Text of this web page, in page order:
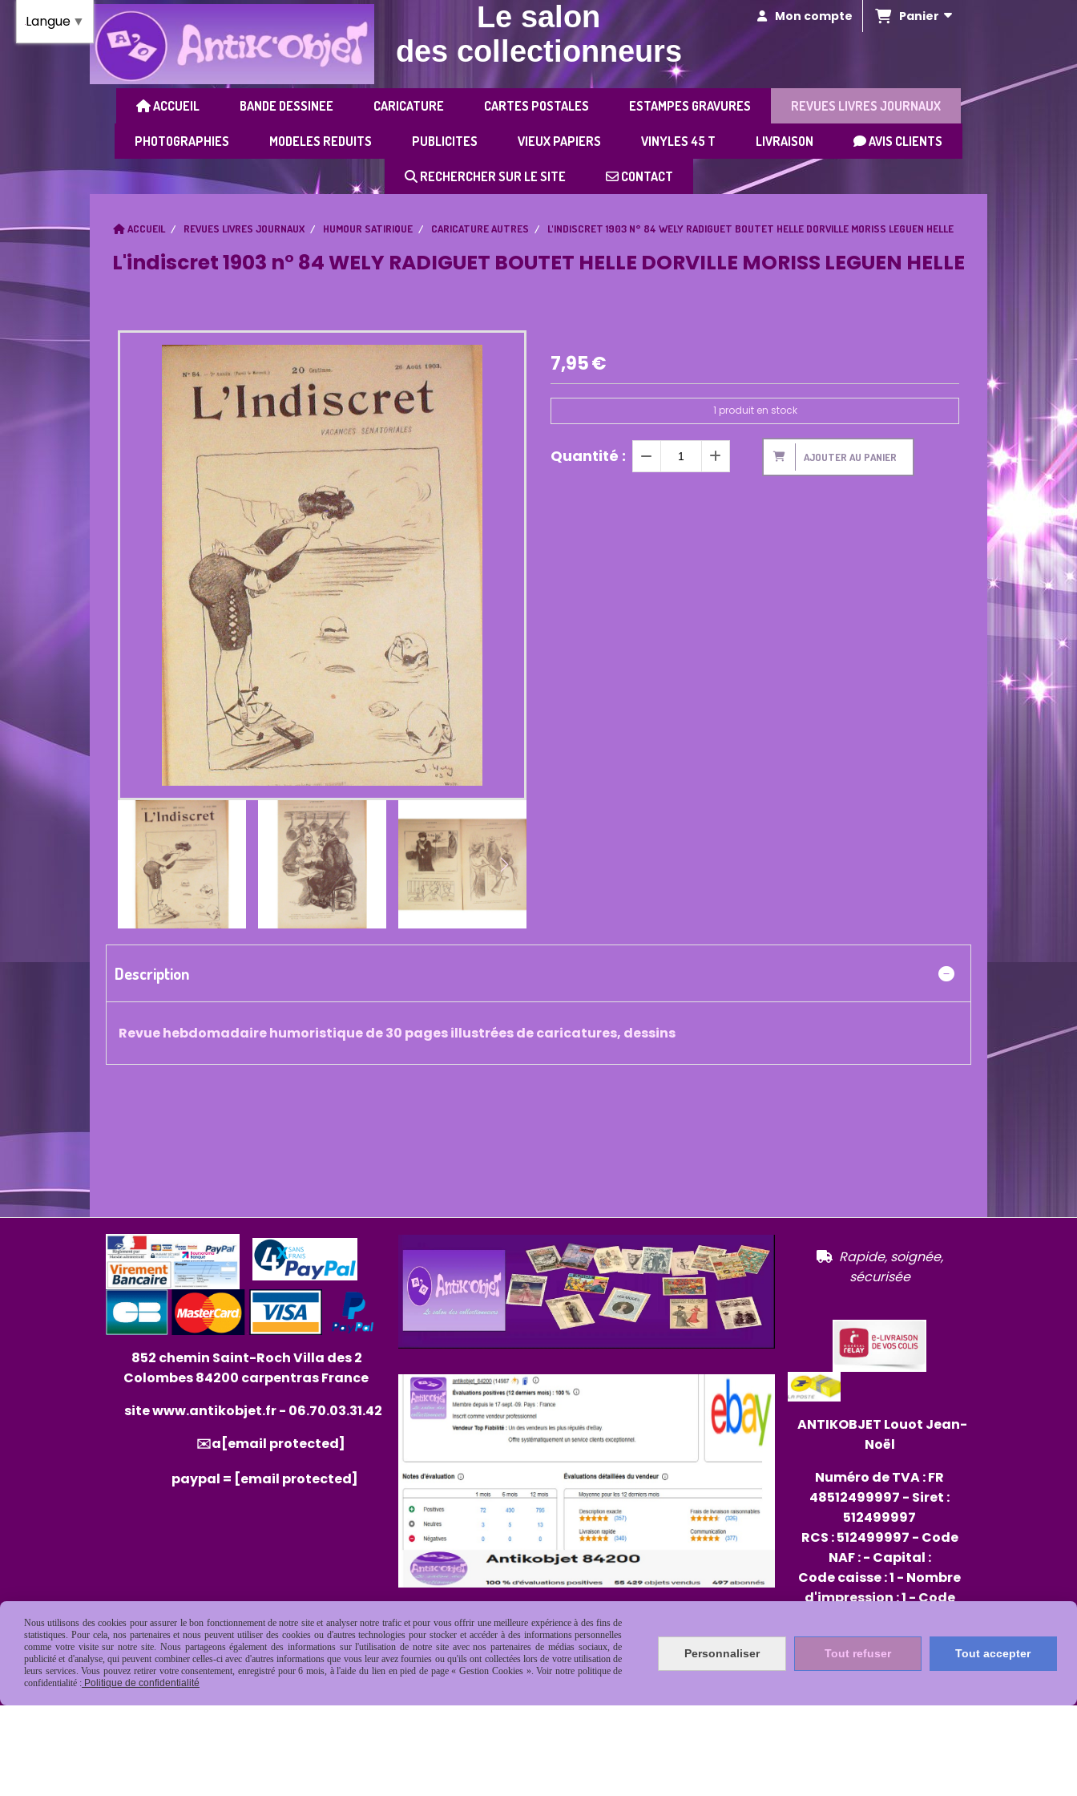
Le salon
des collectionneurs
Mon compte Panier
ACCUEIL BANDE DESSINEE CARICATURE CARTES POSTALES ESTAMPES GRAVURES REVUES LIVRES JOURNAUX
PHOTOGRAPHIES MODELES REDUITS PUBLICITES VIEUX PAPIERS VINYLES 45 T LIVRAISON AVIS CLIENTS
RECHERCHER SUR LE SITE CONTACT
ACCUEIL REVUES LIVRES JOURNAUX HUMOUR SATIRIQUE CARICATURE AUTRES L'INDISCRET 1903 N° 84 WELY RADIGUET BOUTET HELLE DORVILLE MORISS LEGUEN HELLE
L'indiscret 1903 n° 84 WELY RADIGUET BOUTET HELLE DORVILLE MORISS LEGUEN HELLE
7,95€
1 produit en stock
Quantité : AJOUTER AU PANIER
Description
Revue hebdomadaire humoristique de 30 pages illustrées de caricatures, dessins
852 chemin Saint-Roch Villa des 2
Colombes 84200 carpentras France
sitewww.antikobjet.fr- 06.70.03.31.42
✉️a [email protected]
paypal = [email protected]
 Rapide, soignée,
sécurisée
ANTIKOBJET Louot Jean-
Noël
Numéro de TVA : FR
48512499997 - Siret :
512499997
RCS : 512499997 - Code
NAF : - Capital :
Code caisse : 1 - Nombre
d'impression : 1 - Code
Rep PAP FR334013_01JXMD
Langue ▼
Panneau de gestion des cookies
Nous utilisons des cookies pour assurer le bon fonctionnement de notre site et analyser notre trafic et pour vous offrir une meilleure expérience à des fins de
statistiques. Pour cela, nos partenaires et nous peuvent utiliser des cookies ou d'autres technologies pour stocker et accéder à des informations personnelles
comme votre visite sur notre site. Nous partageons également des informations sur l'utilisation de notre site avec nos partenaires de médias sociaux, de
publicité et d'analyse, qui peuvent combiner celles-ci avec d'autres informations que vous leur avez fournies ou qu'ils ont collectées lors de votre utilisation de
leurs services. Vous pouvez retirer votre consentement, enregistré pour 6 mois, à l'aide du lien en pied de page « Gestion Cookies ». Voir notre politique de
confidentialité : Politique de confidentialité
Personnaliser Tout refuser Tout accepter